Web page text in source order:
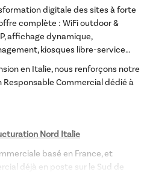
digitale des sites à forte
complète : WiFi outdoor &
affichage dynamique,
kiosques libre-service…
en Italie, nous renforçons notre
Commercial dédié à
Nord Italie
basé en France, et
déjà en poste sur le Sud de